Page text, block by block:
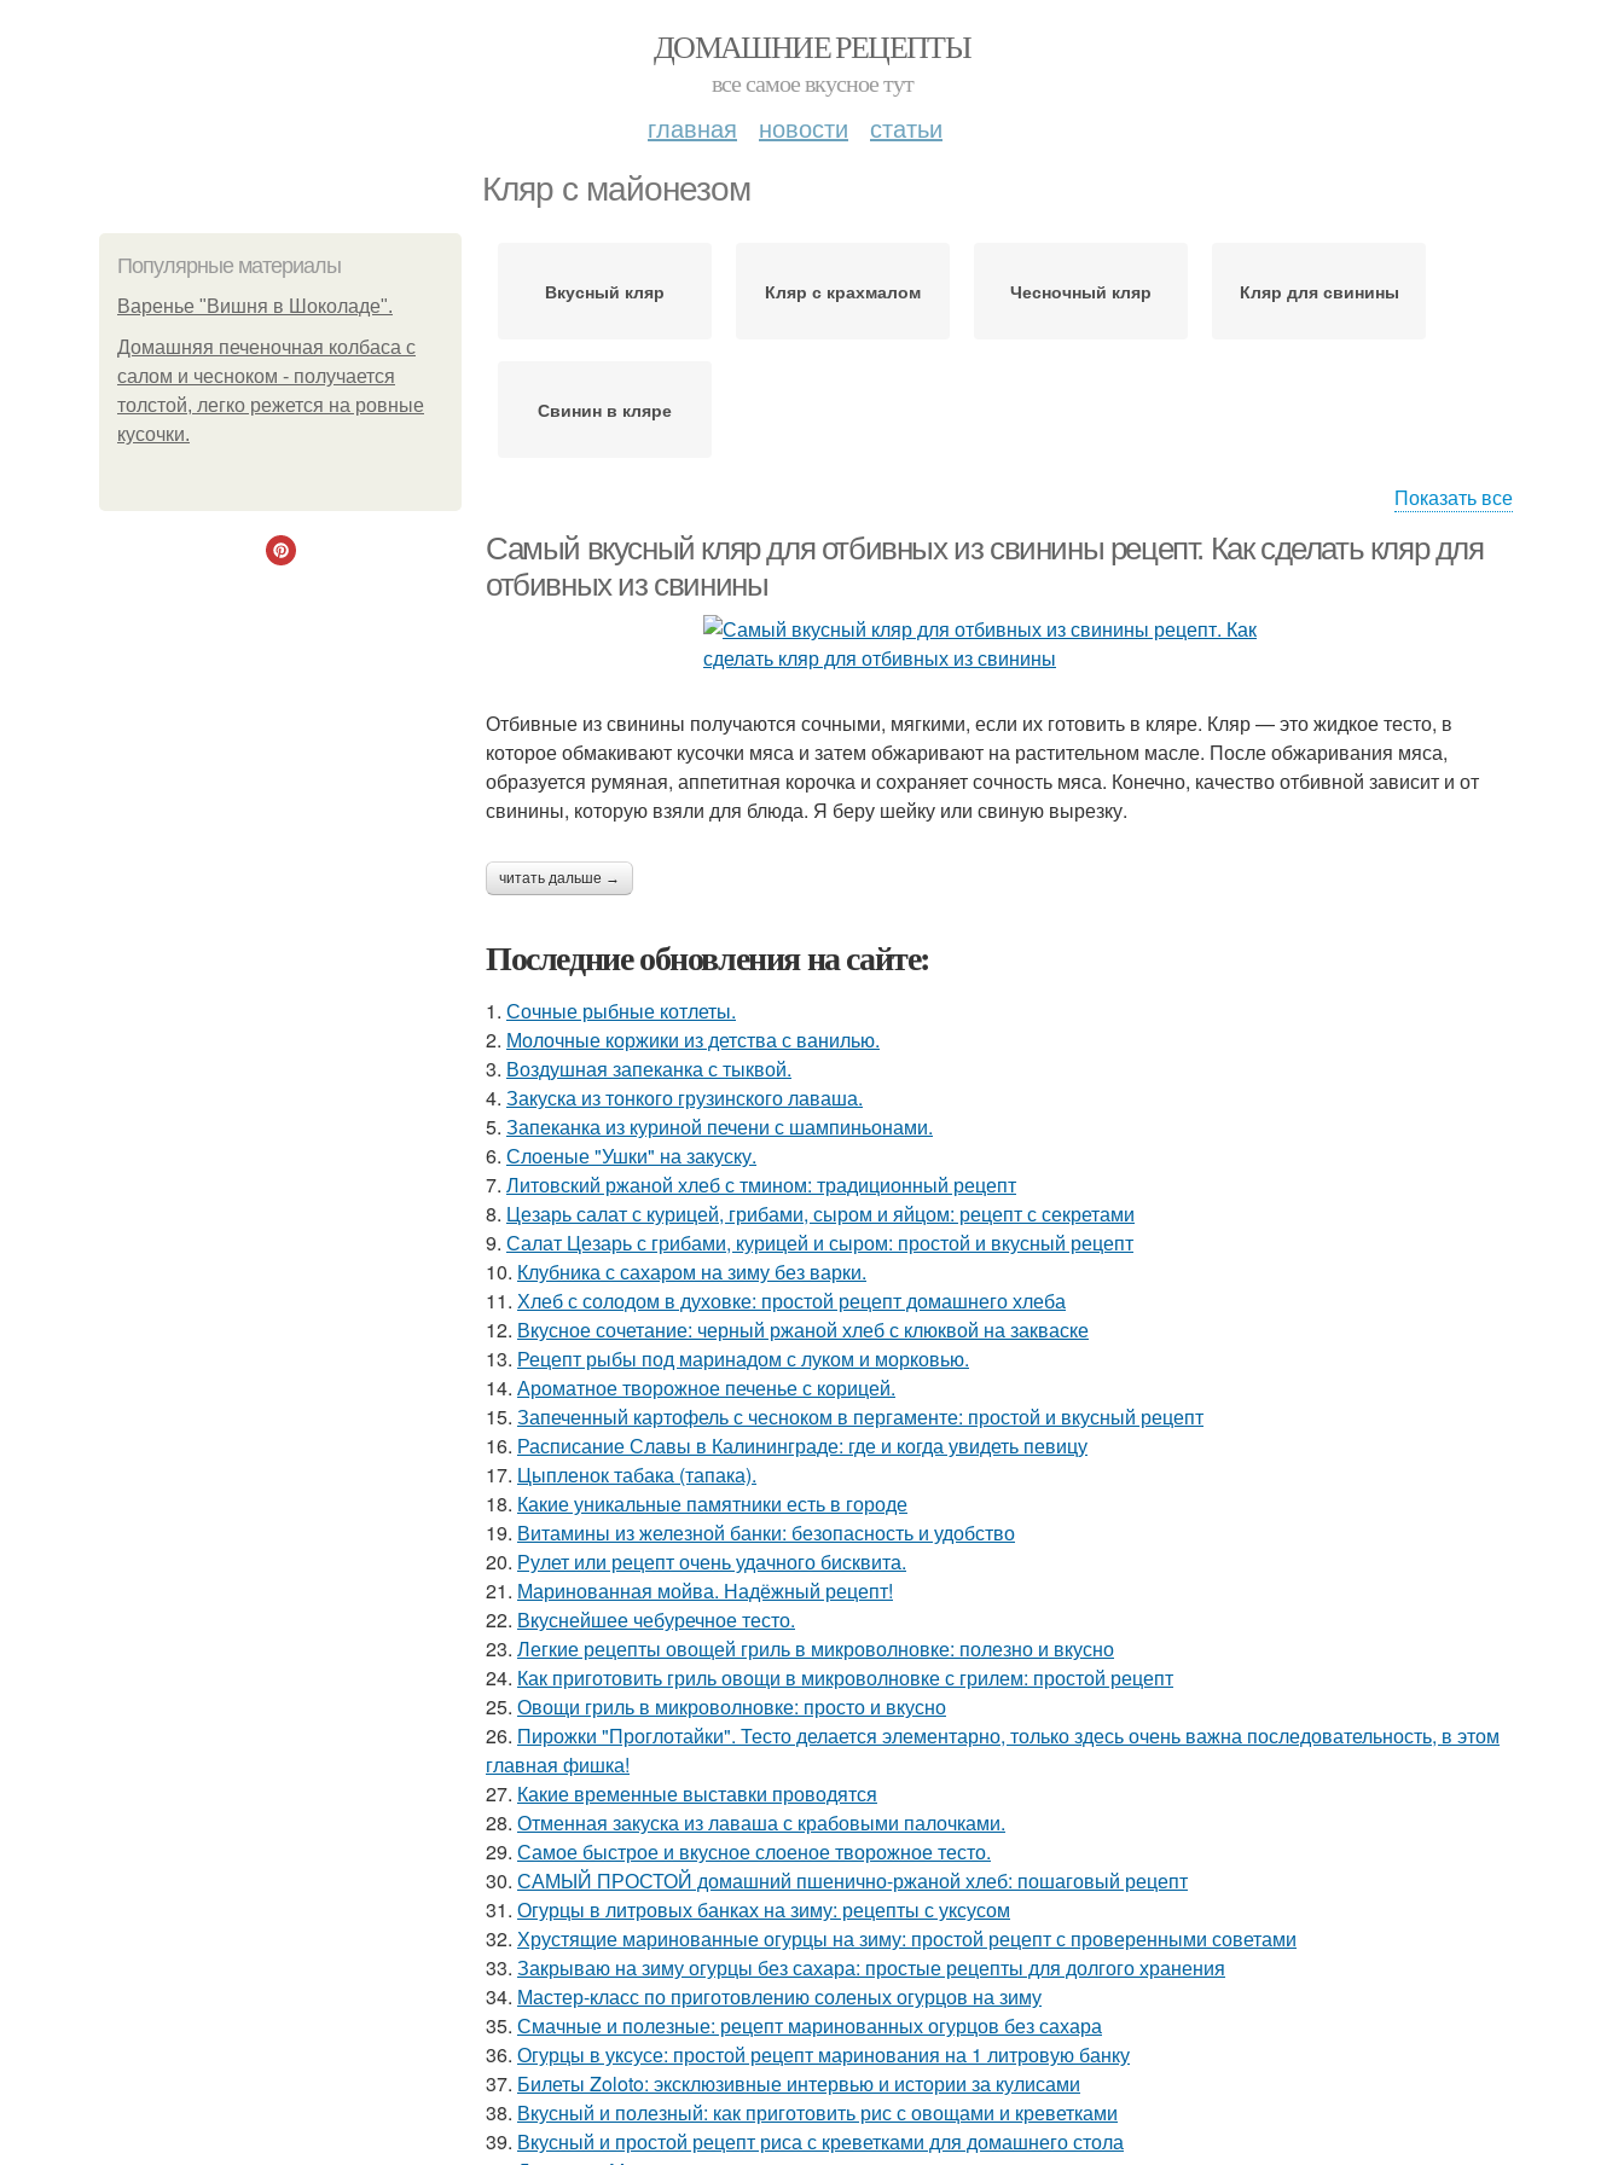
ДОМАШНИЕ РЕЦЕПТЫ
все самое вкусное тут
главная новости статьи
Кляр с майонезом
Популярные материалы
Варенье "Вишня в Шоколаде".
Домашняя печеночная колбаса с
салом и чесноком - получается
толстой, легко режется на ровные
кусочки.
Вкусный кляр Кляр с крахмалом Чесночный кляр Кляр для свинины
Свинин в кляре
Показать все
Самый вкусный кляр для отбивных из свинины рецепт. Как сделать кляр для
отбивных из свинины
Отбивные из свинины получаются сочными, мягкими, если их готовить в кляре. Кляр — это жидкое тесто, в
которое обмакивают кусочки мяса и затем обжаривают на растительном масле. После обжаривания мяса,
образуется румяная, аппетитная корочка и сохраняет сочность мяса. Конечно, качество отбивной зависит и от
свинины, которую взяли для блюда. Я беру шейку или свиную вырезку.
читать дальше →
Последние обновления на сайте:
1. Сочные рыбные котлеты.
2. Молочные коржики из детства с ванилью.
3. Воздушная запеканка с тыквой.
4. Закуска из тонкого грузинского лаваша.
5. Запеканка из куриной печени с шампиньонами.
6. Слоеные "Ушки" на закуску.
7. Литовский ржаной хлеб с тмином: традиционный рецепт
8. Цезарь салат с курицей, грибами, сыром и яйцом: рецепт с секретами
9. Салат Цезарь с грибами, курицей и сыром: простой и вкусный рецепт
10. Клубника с сахаром на зиму без варки.
11. Хлеб с солодом в духовке: простой рецепт домашнего хлеба
12. Вкусное сочетание: черный ржаной хлеб с клюквой на закваске
13. Рецепт рыбы под маринадом с луком и морковью.
14. Ароматное творожное печенье с корицей.
15. Запеченный картофель с чесноком в пергаменте: простой и вкусный рецепт
16. Расписание Славы в Калининграде: где и когда увидеть певицу
17. Цыпленок табака (тапака).
18. Какие уникальные памятники есть в городе
19. Витамины из железной банки: безопасность и удобство
20. Рулет или рецепт очень удачного бисквита.
21. Маринованная мойва. Надёжный рецепт!
22. Вкуснейшее чебуречное тесто.
23. Легкие рецепты овощей гриль в микроволновке: полезно и вкусно
24. Как приготовить гриль овощи в микроволновке с грилем: простой рецепт
25. Овощи гриль в микроволновке: просто и вкусно
26. Пирожки "Проглотайки". Тесто делается элементарно, только здесь очень важна последовательность, в этом
главная фишка!
27. Какие временные выставки проводятся
28. Отменная закуска из лаваша с крабовыми палочками.
29. Самое быстрое и вкусное слоеное творожное тесто.
30. САМЫЙ ПРОСТОЙ домашний пшенично-ржаной хлеб: пошаговый рецепт
31. Огурцы в литровых банках на зиму: рецепты с уксусом
32. Хрустящие маринованные огурцы на зиму: простой рецепт с проверенными советами
33. Закрываю на зиму огурцы без сахара: простые рецепты для долгого хранения
34. Мастер-класс по приготовлению соленых огурцов на зиму
35. Смачные и полезные: рецепт маринованных огурцов без сахара
36. Огурцы в уксусе: простой рецепт маринования на 1 литровую банку
37. Билеты Zoloto: эксклюзивные интервью и истории за кулисами
38. Вкусный и полезный: как приготовить рис с овощами и креветками
39. Вкусный и простой рецепт риса с креветками для домашнего стола